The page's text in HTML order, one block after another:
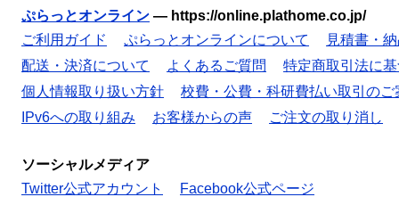
ぷらっとオンライン — https://online.plathome.co.jp/
ご利用ガイド
ぷらっとオンラインについて
見積書・
配送・決済について
よくあるご質問
特定商取引法に
個人情報取り扱い方針
校費・公費・科研費払い取引のご
IPv6への取り組み
お客様からの声 ご注文の取り消し
ソーシャルメディア
Twitter公式アカウント
Facebook公式ページ